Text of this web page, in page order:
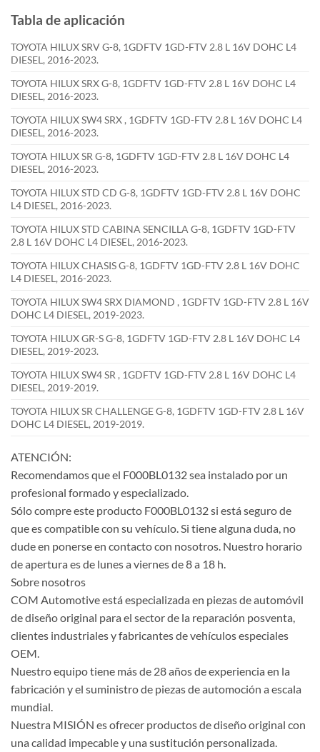
Tabla de aplicación
TOYOTA HILUX SRV G-8, 1GDFTV 1GD-FTV 2.8 L 16V DOHC L4
DIESEL, 2016-2023.
TOYOTA HILUX SRX G-8, 1GDFTV 1GD-FTV 2.8 L 16V DOHC L4
DIESEL, 2016-2023.
TOYOTA HILUX SW4 SRX , 1GDFTV 1GD-FTV 2.8 L 16V DOHC L4
DIESEL, 2016-2023.
TOYOTA HILUX SR G-8, 1GDFTV 1GD-FTV 2.8 L 16V DOHC L4
DIESEL, 2016-2023.
TOYOTA HILUX STD CD G-8, 1GDFTV 1GD-FTV 2.8 L 16V DOHC
L4 DIESEL, 2016-2023.
TOYOTA HILUX STD CABINA SENCILLA G-8, 1GDFTV 1GD-FTV
2.8 L 16V DOHC L4 DIESEL, 2016-2023.
TOYOTA HILUX CHASIS G-8, 1GDFTV 1GD-FTV 2.8 L 16V DOHC
L4 DIESEL, 2016-2023.
TOYOTA HILUX SW4 SRX DIAMOND , 1GDFTV 1GD-FTV 2.8 L 16V
DOHC L4 DIESEL, 2019-2023.
TOYOTA HILUX GR-S G-8, 1GDFTV 1GD-FTV 2.8 L 16V DOHC L4
DIESEL, 2019-2023.
TOYOTA HILUX SW4 SR , 1GDFTV 1GD-FTV 2.8 L 16V DOHC L4
DIESEL, 2019-2019.
TOYOTA HILUX SR CHALLENGE G-8, 1GDFTV 1GD-FTV 2.8 L 16V
DOHC L4 DIESEL, 2019-2019.
ATENCIÓN:
Recomendamos que el F000BL0132 sea instalado por un
profesional formado y especializado.
Sólo compre este producto F000BL0132 si está seguro de
que es compatible con su vehículo. Si tiene alguna duda, no
dude en ponerse en contacto con nosotros. Nuestro horario
de apertura es de lunes a viernes de 8 a 18 h.
Sobre nosotros
COM Automotive está especializada en piezas de automóvil
de diseño original para el sector de la reparación posventa,
clientes industriales y fabricantes de vehículos especiales
OEM.
Nuestro equipo tiene más de 28 años de experiencia en la
fabricación y el suministro de piezas de automoción a escala
mundial.
Nuestra MISIÓN es ofrecer productos de diseño original con
una calidad impecable y una sustitución personalizada.